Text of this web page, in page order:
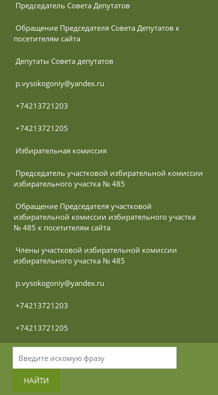
Председатель Совета Депутатов
посетителям сайта
Депутаты Совета депутатов
p.vysokogoniy@yandex.ru
+74213721203
+74213721205
Избирательная комиссия
избирательного участка № 485
избирательной комиссии избирательного участка
№ 485 к посетителям сайта
избирательного участка № 485
p.vysokogoniy@yandex.ru
+74213721203
+74213721205
НАЙТИ